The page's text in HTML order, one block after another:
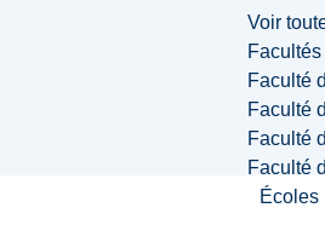
Voir
Faculté
Faculté
Faculté
Faculté
Écoles